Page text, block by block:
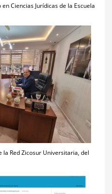
Ciencias Jurídicas de la Escuela
Red Zicosur Universitaria, del